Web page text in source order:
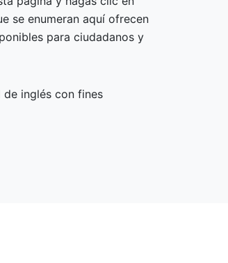
se enumeran aquí ofrecen
para ciudadanos y
de inglés con fines